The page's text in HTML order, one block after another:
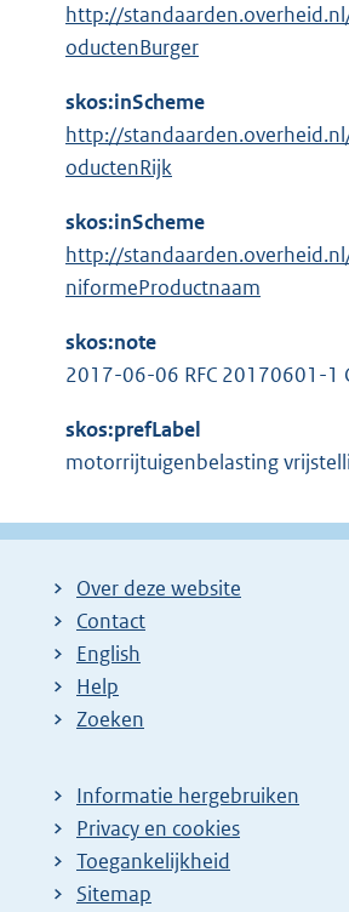
http://
oductenBurger
skos:inScheme
http://
oductenRijk
skos:inScheme
http://
niformeProductnaam
skos:note
2017-06-06 RFC 20170601-1
skos:prefLabel
motorrijtuigenbelasting
Over deze website
Contact
English
Help
Zoeken
Informatie hergebruiken
Privacy en cookies
Toegankelijkheid
Sitemap